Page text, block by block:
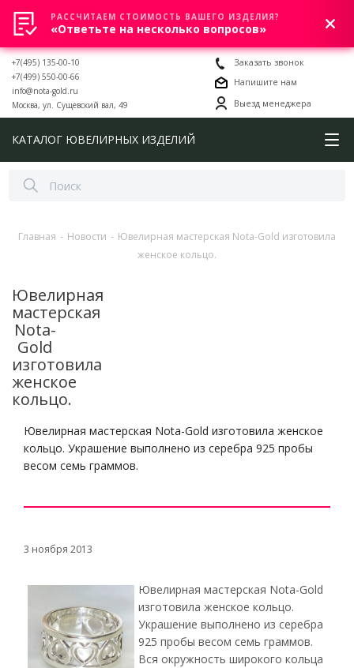
0
+7(495) 135-00-10
+7(499) 550-00-66
info@nota-gold.ru
Москва, ул. Сущевский вал, 49
Заказать звонок
Напишите нам
Выезд менеджера
КАТАЛОГ ЮВЕЛИРНЫХ ИЗДЕЛИЙ
Главная - Новости - Ювелирная мастерская Nota-Gold изготовила
женское кольцо.
Ювелирная
мастерская
Nota-
Gold
изготовила
женское
кольцо.
Ювелирная мастерская Nota-Gold изготовила женское
кольцо. Украшение выполнено из серебра 925 пробы
весом семь граммов.
3 ноября 2013
Ювелирная мастерская Nota-Gold
изготовила женское кольцо.
Украшение выполнено из серебра
925 пробы весом семь граммов.
Вся окружность широкого кольца
РАССЧИТАЕМ СТОИМОСТЬ ВАШЕГО ИЗДЕЛИЯ?
«Ответьте на несколько вопросов»